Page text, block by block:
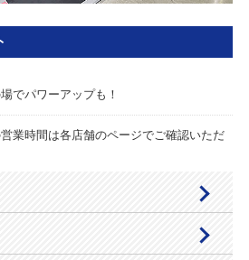
でパワーアップも！
業時間は各店舗のページでご確認いただ